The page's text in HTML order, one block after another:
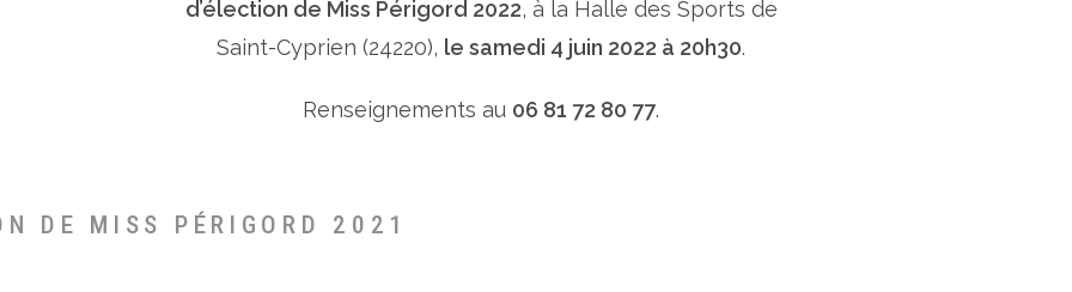
d’élection de Miss Périgord 2022, à la Halle des Sports de
Saint-Cyprien (24220), le samedi 4 juin 2022 à 20h30.
Renseignements au 06 81 72 80 77.
DE MISS PÉRIGORD 2021